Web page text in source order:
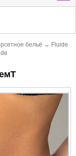
бельё → Fluide